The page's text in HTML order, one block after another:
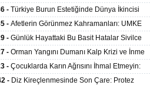
Çocuk 8 Kez Felç Geçirdi
- Türkiye Burun Estetiğinde Dünya İkincisi
- Afetlerin Görünmez Kahramanları: UMKE
Görev Başında
- Günlük Hayattaki Bu Basit Hatalar Sivilce
Tetikliyor
- Orman Yangını Dumanı Kalp Krizi ve İnme
Artırıyor
- Çocuklarda Karın Ağrısını İhmal Etmeyin:
Habercisi Olabilir
- Diz Kireçlenmesinde Son Çare: Protez